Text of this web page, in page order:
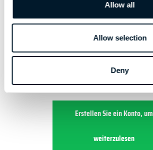
Allow all
Allow selection
Deny
KAPITEL 1 - STS
1.6 | REGISTRIERUNG DES
BETREIBERS
Erstellen Sie ein Konto, um
weiterzulesen